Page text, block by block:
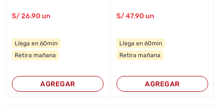
S/26.90 un
Llega en 60min
Retira mañana
AGREGAR
S/47.90un
Llega en 60min
Retira mañana
AGREGAR